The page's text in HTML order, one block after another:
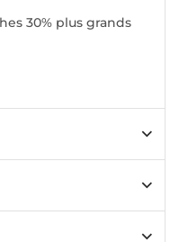
30% plus grands